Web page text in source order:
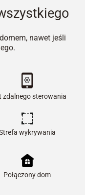
nawet jeśli
zdalnego sterowania
wykrywania
Połączony dom